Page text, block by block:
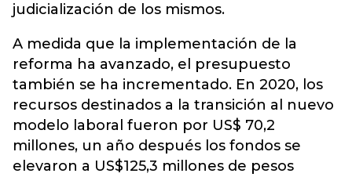
judicialización de los mismos.
A medida que la implementación de la
reforma ha avanzado, el presupuesto
también se ha incrementado. En 2020, los
recursos destinados a la transición al nuevo
modelo laboral fueron por US$ 70,2
millones, un año después los fondos se
elevaron a US$125,3 millones de pesos